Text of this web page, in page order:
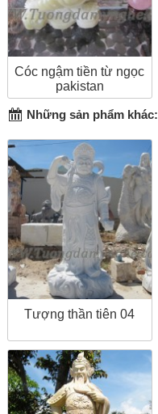
Cóc ngậm tiền từ ngọc
pakistan
Những sản phẩm khác:
Tượng thần tiên 04